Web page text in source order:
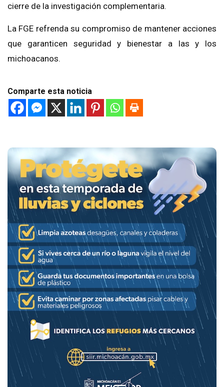
cierre de la investigación complementaria.
La FGE refrenda su compromiso de mantener acciones
que garanticen seguridad y bienestar a las y los
michoacanos.
Comparte esta noticia